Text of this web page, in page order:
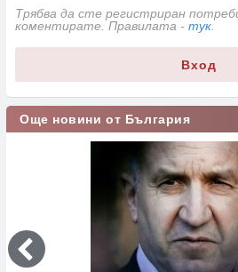
Трябва да сте регистриран
коментирате. Правилата - тук
Вход
Още новини от България